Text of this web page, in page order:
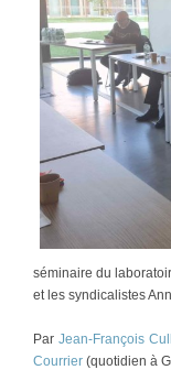
séminaire du
et les syndicalistes
Par Jean-François
Courrier (quotidien à